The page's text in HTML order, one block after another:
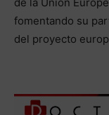
fomentando su
del proyecto